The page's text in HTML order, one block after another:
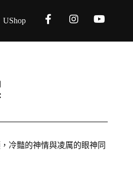
UShop
冷豔的神情與凌厲的眼神同